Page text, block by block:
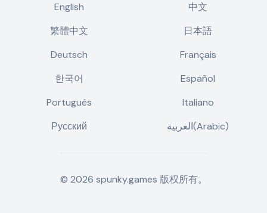
English
中文
繁體中文
日本語
Deutsch
Français
한국어
Español
Português
Italiano
Русский
العربية(Arabic)
© 2026 spunky.games 版权所有。